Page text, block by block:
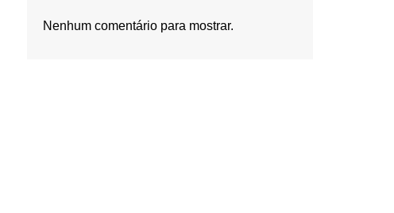
Nenhum comentário para mostrar.